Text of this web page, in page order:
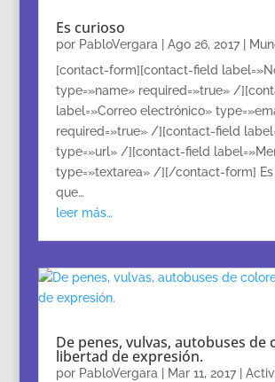
Es curioso
por PabloVergara Ago 26, 2017|
[contact-form][contact-field
type=»name» required=»true» /
label=»Correo electrónico»
required=»true» /][contact-field
type=»url» /][contact-field
type=»textarea» /][/contact-form] Es
que…
leer más…
De penes, vulvas, autobuses de
libertad de expresión.
por PabloVergara Mar 11, 2017|